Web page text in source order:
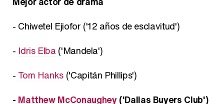
- Chiwetel Ejiofor ('12 años de esclavitud')
- Idris Elba ('Mandela')
- Tom Hanks ('Capitán Phillips')
- Matthew McConaughey('Dallas Buyers Club')